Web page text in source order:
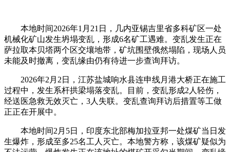
本地时间2026年1月21日，几内亚锡吉里省多科矿区一处
机械化矿山发生坍塌变乱，形成6名矿工遇难。变乱发生正在
萨拉取本贝塔两个区交壤地带，矿坑围壁俄然塌陷，现场人员
未能及时撤离，变乱缘由仍有待进一步查询拜访。
2026年2月2日，江苏盐城响水县连申线月港大桥正在施工
过程中，发生系杆拱梁塌落变乱。目前，变乱形成2人轻伤，
经送医急救无效灭亡，3人失联。变乱查询拜访后措置等工做
正正在开展中。
本地时间2月5日，印度东北部梅加拉亚邦一处煤矿当日发
生爆炸，形成至多25名工人灭亡。本地警方称，该煤矿疑似为